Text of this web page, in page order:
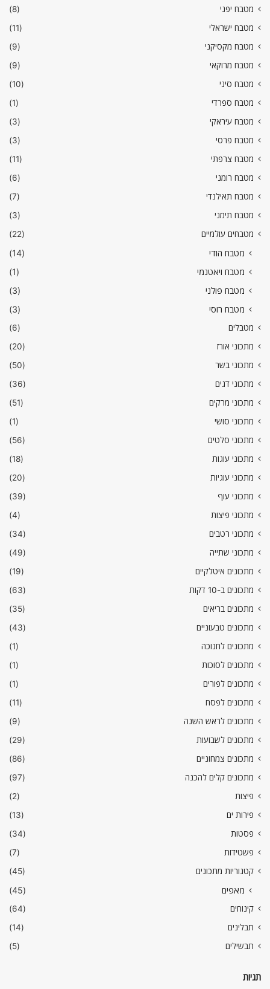
מטבח יפני
(8)
מטבח ישראלי
(11)
מטבח מקסיקני
(9)
מטבח מרוקאי
(9)
מטבח סיני
(10)
מטבח ספרדי
(1)
מטבח עיראקי
(3)
מטבח פרסי
(3)
מטבח צרפתי
(11)
מטבח רומני
(6)
מטבח תאילנדי
(7)
מטבח תימני
(3)
מטבחים עולמיים
(22)
מטבח הודי
(14)
מטבח ויאטנמי
(1)
מטבח פולני
(3)
מטבח רוסי
(3)
מטבלים
(6)
מתכוני אורז
(20)
מתכוני בשר
(50)
מתכוני דגים
(36)
מתכוני מרקים
(51)
מתכוני סושי
(1)
מתכוני סלטים
(56)
מתכוני עוגות
(18)
מתכוני עוגיות
(20)
מתכוני עוף
(39)
מתכוני פיצות
(4)
מתכוני רטבים
(34)
מתכוני שתייה
(49)
מתכונים איטלקיים
(19)
מתכונים ב-10 דקות
(63)
מתכונים בריאים
(35)
מתכונים טבעוניים
(43)
מתכונים לחנוכה
(1)
מתכונים לסוכות
(1)
מתכונים לפורים
(1)
מתכונים לפסח
(11)
מתכונים לראש השנה
(9)
מתכונים לשבועות
(29)
מתכונים צמחוניים
(86)
מתכונים קלים להכנה
(97)
פיצות
(2)
פירות ים
(13)
פסטות
(34)
פשטידות
(7)
קטגוריות מתכונים
(45)
מאפים (45)
קינוחים
(64)
תבלינים
(14)
תבשילים
(5)
תגיות